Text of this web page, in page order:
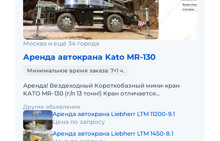
Москва и ещё 34 города
Аренда автокрана Kato MR-130
Минимальное время заказа: 7+1 ч.
Аренда! Вездеходный Короткобазный мини-кран
KATO MR-130 (г/п 13 тонн!) Кран отличается
Технические характеристик
Другие объявления
Аренда автокрана Liebherr LTM 11200-9.1
Цена по запросу
Аренда автокрана Liebherr LTM 1450-8.1